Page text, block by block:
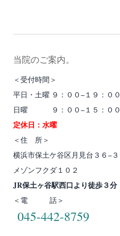
当院のご案内。
＜受付時間＞
平日・土曜 ９：００−１９：００
日曜 ９：００−１５：００
定休日：水曜
＜住 所＞
横浜市保土ケ谷区月見台３６−３
メゾンフクダ１０２
JR保土ヶ谷駅西口より徒歩３分
＜電 話＞
045-442-8759